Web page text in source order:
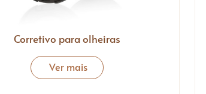
Corretivo para olheiras
Ver mais